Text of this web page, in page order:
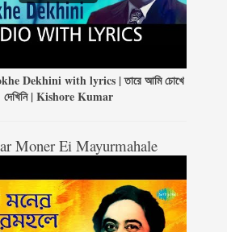
Dekhini with lyrics | তারে আমি চোখে
দেখিনি | Kishore Kumar
Moner Ei Mayurmahale